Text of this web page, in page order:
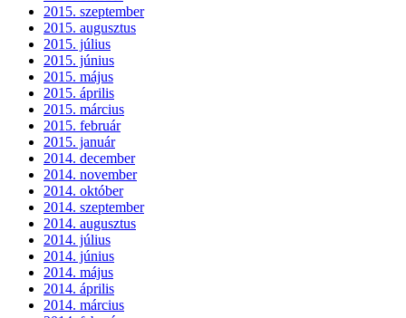
2015. szeptember
2015. augusztus
2015. július
2015. június
2015. május
2015. április
2015. március
2015. február
2015. január
2014. december
2014. november
2014. október
2014. szeptember
2014. augusztus
2014. július
2014. június
2014. május
2014. április
2014. március